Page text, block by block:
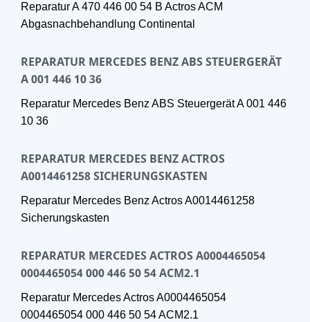
Reparatur A 470 446 00 54 B Actros ACM
Abgasnachbehandlung Continental
REPARATUR MERCEDES BENZ ABS STEUERGERÄT
A 001 446 10 36
Reparatur Mercedes Benz ABS Steuergerät A 001 446
10 36
REPARATUR MERCEDES BENZ ACTROS
A0014461258 SICHERUNGSKASTEN
Reparatur Mercedes Benz Actros A0014461258
Sicherungskasten
REPARATUR MERCEDES ACTROS A0004465054
0004465054 000 446 50 54 ACM2.1
Reparatur Mercedes Actros A0004465054
0004465054 000 446 50 54 ACM2.1